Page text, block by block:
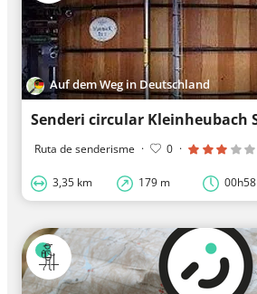
Auf dem Weg in Deutschland
Ruta de senderisme · 0 ·
3,35 km 179 m 00h58